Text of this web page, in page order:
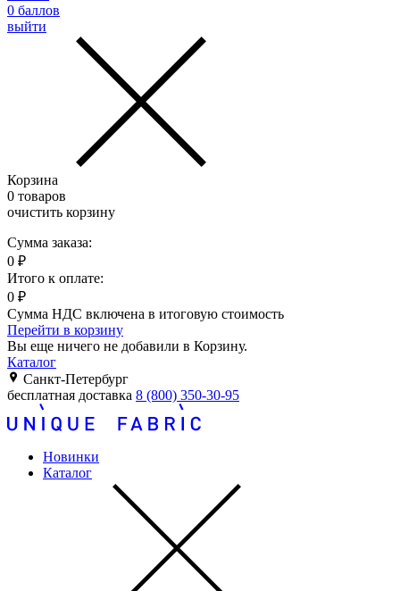
0 баллов
выйти
Корзина
0 товаров
очистить корзину
Сумма заказа:
0 ₽
Итого к оплате:
0 ₽
Сумма НДС включена в итоговую стоимость
Перейти в корзину
Вы еще ничего не добавили в Корзину.
Каталог
Санкт-Петербург
бесплатная доставка 8 (800) 350-30-95
Новинки
Каталог